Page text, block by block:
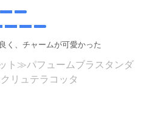
く、チャームが可愛かった
ト≫パフュームブラスタンダ
リュテラコッタ